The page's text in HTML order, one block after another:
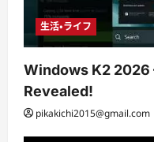
生活・ライフ
Windows K2 2026
Revealed!
pikakichi2015@gmail.com